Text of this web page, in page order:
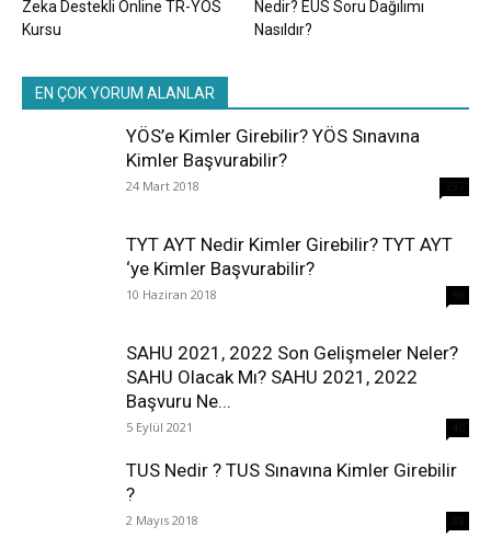
Zeka Destekli Online TR-YÖS
Kursu
Nedir? EUS Soru Dağılımı
Nasıldır?
EN ÇOK YORUM ALANLAR
YÖS’e Kimler Girebilir? YÖS Sınavına
Kimler Başvurabilir?
24 Mart 2018
TYT AYT Nedir Kimler Girebilir? TYT AYT
‘ye Kimler Başvurabilir?
10 Haziran 2018
SAHU 2021, 2022 Son Gelişmeler Neler?
SAHU Olacak Mı? SAHU 2021, 2022
Başvuru Ne...
5 Eylül 2021
TUS Nedir ? TUS Sınavına Kimler Girebilir
?
2 Mayıs 2018